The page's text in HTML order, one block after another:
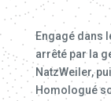
Engagé dans
arrêté par la
NatzWeiler,
Homologué